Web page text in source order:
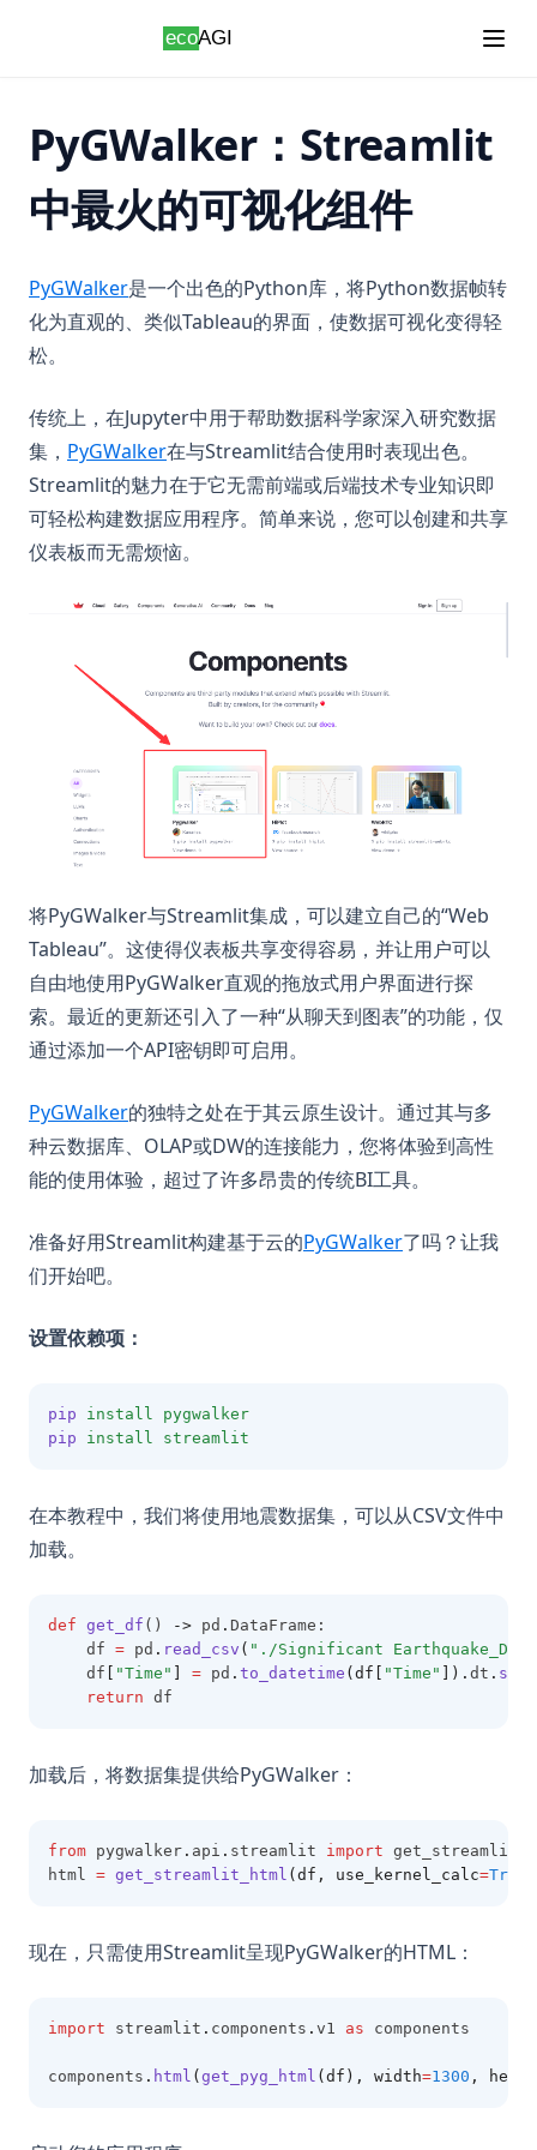
PyGWalker：Streamlit
中最火的可视化组件
PyGWalker(opens in a new tab)
是一个出色的Python库，将Python数据帧转
化为直观的、类似Tableau的界面，使数据可视化变得轻
松。
传统上，在Jupyter中用于帮助数据科学家深入研究数据
集， PyGWalker(opens in a new tab)
在与Streamlit结合使用时表现出色。
Streamlit的魅力在于它无需前端或后端技术专业知识即
可轻松构建数据应用程序。简单来说，您可以创建和共享
仪表板而无需烦恼。
将PyGWalker与Streamlit集成，可以建立自己的“Web
Tableau”。这使得仪表板共享变得容易，并让用户可以
自由地使用PyGWalker直观的拖放式用户界面进行探
索。最近的更新还引入了一种“从聊天到图表”的功能，仅
通过添加一个API密钥即可启用。
PyGWalker(opens in a new tab)
的独特之处在于其云原生设计。通过其与多
种云数据库、OLAP或DW的连接能力，您将体验到高性
能的使用体验，超过了许多昂贵的传统BI工具。
准备好用Streamlit构建基于云的PyGWalker(opens in a
了吗？让我
们开始吧。
设置依赖项：
pip install
pygwalker
pip
install streamlit
在本教程中，我们将使用地震数据集，可以从CSV文件中
加载。
def get_df () -> pd . DataFrame:
    df
= pd . read_csv ( "./Significant
    df
"Time" = pd . to_datetime (df[ "Time" ]). dt .
return df
加载后，将数据集提供给PyGWalker：
from pygwalker . api . streamlit import
html = get_streamlit_html (df, use_kernel_calc=True
现在，只需使用Streamlit呈现PyGWalker的HTML：
import streamlit . components . v1 as components
components . html ( get_pyg_html (df), width=1300 ,